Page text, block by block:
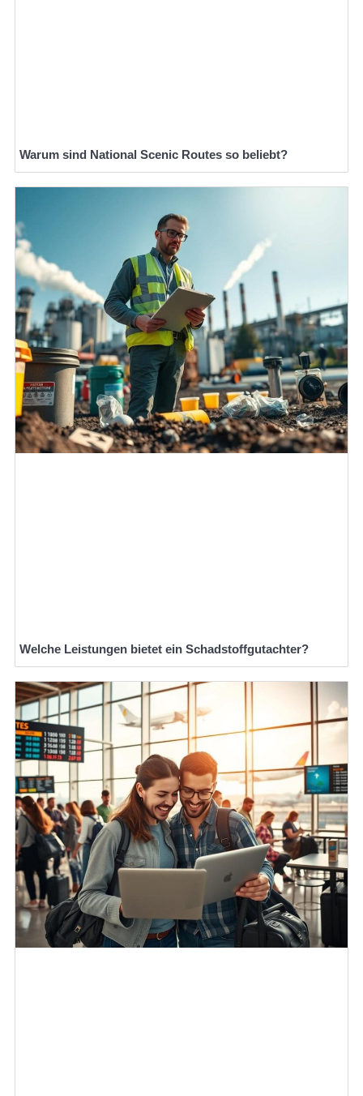
Warum sind National Scenic Routes so beliebt?
Welche Leistungen bietet ein Schadstoffgutachter?